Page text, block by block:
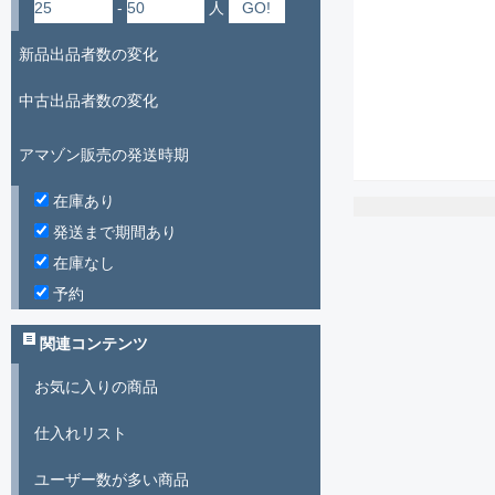
- 人
新品出品者数の変化
中古出品者数の変化
アマゾン販売の発送時期
在庫あり
発送まで期間あり
在庫なし
予約
関連コンテンツ
お気に入りの商品
仕入れリスト
ユーザー数が多い商品